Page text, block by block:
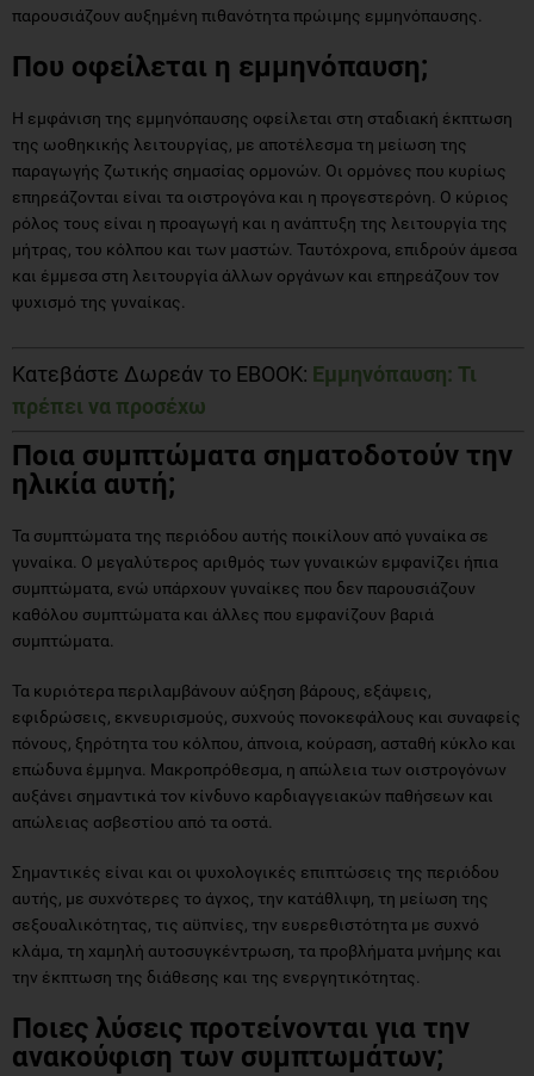
παρουσιάζουν αυξημένη πιθανότητα πρώιμης εμμηνόπαυσης.
Που οφείλεται η εμμηνόπαυση;
Η εμφάνιση της εμμηνόπαυσης οφείλεται στη σταδιακή έκπτωση
της ωοθηκικής λειτουργίας, με αποτέλεσμα τη μείωση της
παραγωγής ζωτικής σημασίας ορμονών. Οι ορμόνες που κυρίως
επηρεάζονται είναι τα οιστρογόνα και η προγεστερόνη. Ο κύριος
ρόλος τους είναι η προαγωγή και η ανάπτυξη της λειτουργία της
μήτρας, του κόλπου και των μαστών. Ταυτόχρονα, επιδρούν άμεσα
και έμμεσα στη λειτουργία άλλων οργάνων και επηρεάζουν τον
ψυχισμό της γυναίκας.
Κατεβάστε Δωρεάν το EBOOK: Εμμηνόπαυση: Τι
πρέπει να προσέχω
Ποια συμπτώματα σηματοδοτούν την
ηλικία αυτή;
Τα συμπτώματα της περιόδου αυτής ποικίλουν από γυναίκα σε
γυναίκα. Ο μεγαλύτερος αριθμός των γυναικών εμφανίζει ήπια
συμπτώματα, ενώ υπάρχουν γυναίκες που δεν παρουσιάζουν
καθόλου συμπτώματα και άλλες που εμφανίζουν βαριά
συμπτώματα.
Τα κυριότερα περιλαμβάνουν αύξηση βάρους, εξάψεις,
εφιδρώσεις, εκνευρισμούς, συχνούς πονοκεφάλους και συναφείς
πόνους, ξηρότητα του κόλπου, άπνοια, κούραση, ασταθή κύκλο και
επώδυνα έμμηνα. Μακροπρόθεσμα, η απώλεια των οιστρογόνων
αυξάνει σημαντικά τον κίνδυνο καρδιαγγειακών παθήσεων και
απώλειας ασβεστίου από τα οστά.
Σημαντικές είναι και οι ψυχολογικές επιπτώσεις της περιόδου
αυτής, με συχνότερες το άγχος, την κατάθλιψη, τη μείωση της
σεξουαλικότητας, τις αϋπνίες, την ευερεθιστότητα με συχνό
κλάμα, τη χαμηλή αυτοσυγκέντρωση, τα προβλήματα μνήμης και
την έκπτωση της διάθεσης και της ενεργητικότητας.
Ποιες λύσεις προτείνονται για την
ανακούφιση των συμπτωμάτων;